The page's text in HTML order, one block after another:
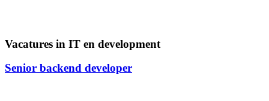
Vacatures in IT en development
Senior backend developer